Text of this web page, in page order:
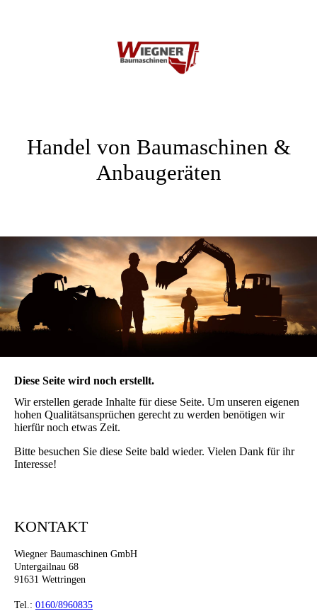
Handel von Baumaschinen &
Anbaugeräten
Diese Seite wird noch erstellt.
Wir erstellen gerade Inhalte für diese Seite. Um unseren eigenen
hohen Qualitätsansprüchen gerecht zu werden benötigen wir
hierfür noch etwas Zeit.
Bitte besuchen Sie diese Seite bald wieder. Vielen Dank für ihr
Interesse!
KONTAKT
Wiegner Baumaschinen GmbH
Untergailnau 68
91631 Wettringen
Tel.: 0160/8960835